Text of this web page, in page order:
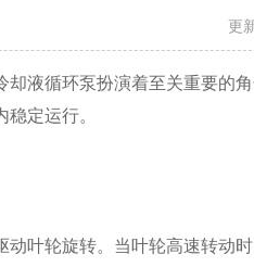
更
循环泵扮演着至关重要的
定运行。
轮旋转。当叶轮高速转动